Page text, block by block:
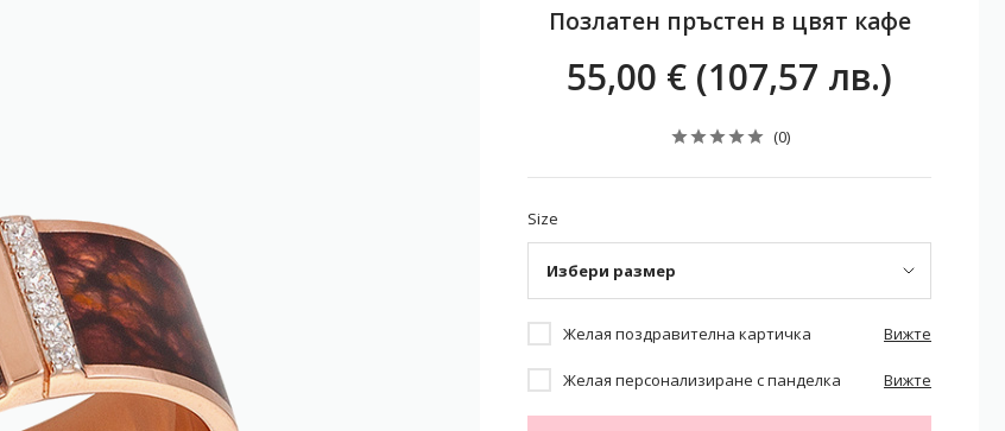
Позлатен пръстен в цвят кафе
55,00 € (107,57 лв.)
(0)
Size
Избери размер
Желая поздравителна картичка Вижте
Желая персонализиране с панделка Вижте